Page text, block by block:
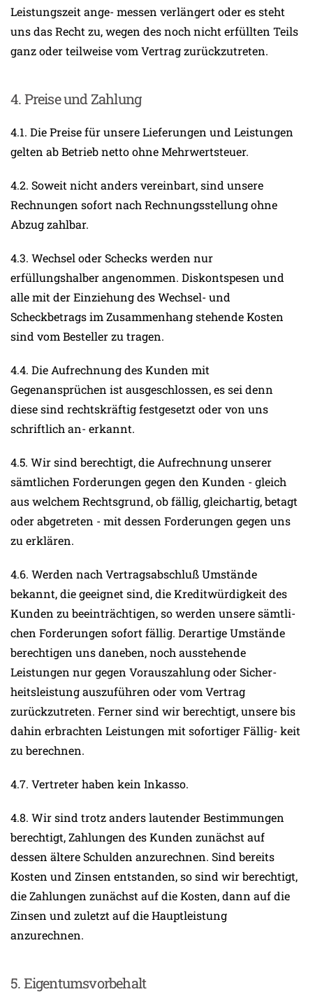
Leistungszeit ange- messen verlängert oder es steht
uns das Recht zu, wegen des noch nicht erfüllten Teils
ganz oder teilweise vom Vertrag zurückzutreten.
4. Preise und Zahlung
4.1. Die Preise für unsere Lieferungen und Leistungen
gelten ab Betrieb netto ohne Mehrwertsteuer.
4.2. Soweit nicht anders vereinbart, sind unsere
Rechnungen sofort nach Rechnungsstellung ohne
Abzug zahlbar.
4.3. Wechsel oder Schecks werden nur
erfüllungshalber angenommen. Diskontspesen und
alle mit der Einziehung des Wechsel- und
Scheckbetrags im Zusammenhang stehende Kosten
sind vom Besteller zu tragen.
4.4. Die Aufrechnung des Kunden mit
Gegenansprüchen ist ausgeschlossen, es sei denn
diese sind rechtskräftig festgesetzt oder von uns
schriftlich an- erkannt.
4.5. Wir sind berechtigt, die Aufrechnung unserer
sämtlichen Forderungen gegen den Kunden - gleich
aus welchem Rechtsgrund, ob fällig, gleichartig, betagt
oder abgetreten - mit dessen Forderungen gegen uns
zu erklären.
4.6. Werden nach Vertragsabschluß Umstände
bekannt, die geeignet sind, die Kreditwürdigkeit des
Kunden zu beeinträchtigen, so werden unsere sämtli-
chen Forderungen sofort fällig. Derartige Umstände
berechtigen uns daneben, noch ausstehende
Leistungen nur gegen Vorauszahlung oder Sicher-
heitsleistung auszuführen oder vom Vertrag
zurückzutreten. Ferner sind wir berechtigt, unsere bis
dahin erbrachten Leistungen mit sofortiger Fällig- keit
zu berechnen.
4.7. Vertreter haben kein Inkasso.
4.8. Wir sind trotz anders lautender Bestimmungen
berechtigt, Zahlungen des Kunden zunächst auf
dessen ältere Schulden anzurechnen. Sind bereits
Kosten und Zinsen entstanden, so sind wir berechtigt,
die Zahlungen zunächst auf die Kosten, dann auf die
Zinsen und zuletzt auf die Hauptleistung
anzurechnen.
5. Eigentumsvorbehalt